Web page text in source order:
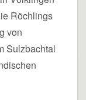
Röchlings
von
Sulzbachtal